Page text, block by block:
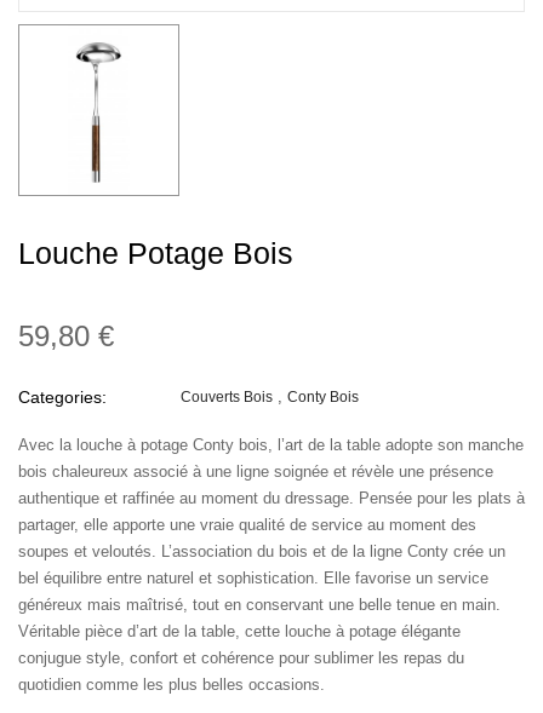
Louche Potage Bois
59,80 €
Categories: Couverts Bois Conty Bois
Avec la louche à potage Conty bois, l’art de la table adopte son manche
bois chaleureux associé à une ligne soignée et révèle une présence
authentique et raffinée au moment du dressage. Pensée pour les plats à
partager, elle apporte une vraie qualité de service au moment des
soupes et veloutés. L’association du bois et de la ligne Conty crée un
bel équilibre entre naturel et sophistication. Elle favorise un service
généreux mais maîtrisé, tout en conservant une belle tenue en main.
Véritable pièce d’art de la table, cette louche à potage élégante
conjugue style, confort et cohérence pour sublimer les repas du
quotidien comme les plus belles occasions.